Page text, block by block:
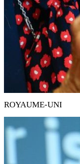
ROYAUME-UNI